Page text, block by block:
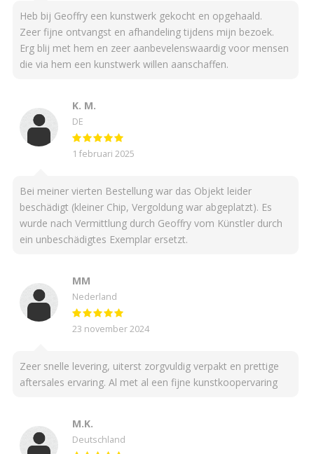
Heb bij Geoffry een kunstwerk gekocht en opgehaald.
Zeer fijne ontvangst en afhandeling tijdens mijn bezoek.
Erg blij met hem en zeer aanbevelenswaardig voor mensen
die via hem een kunstwerk willen aanschaffen.
K. M.
DE
1 februari 2025
Bei meiner vierten Bestellung war das Objekt leider
beschädigt (kleiner Chip, Vergoldung war abgeplatzt). Es
wurde nach Vermittlung durch Geoffry vom Künstler durch
ein unbeschädigtes Exemplar ersetzt.
MM
Nederland
23 november 2024
Zeer snelle levering, uiterst zorgvuldig verpakt en prettige
aftersales ervaring. Al met al een fijne kunstkoopervaring
M.K.
Deutschland